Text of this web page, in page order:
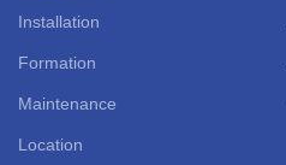
Installation
Formation
Maintenance
Location